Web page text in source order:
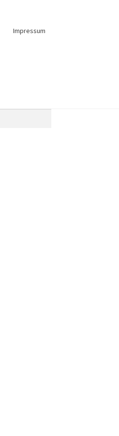
Impressum